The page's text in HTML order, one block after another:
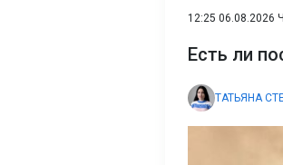
12:25 06.08.2026
Есть ли
ТАТЬЯНА